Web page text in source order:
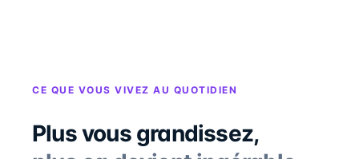
CE QUE VOUS VIVEZ AU QUOTIDIEN
Plus vous grandissez,